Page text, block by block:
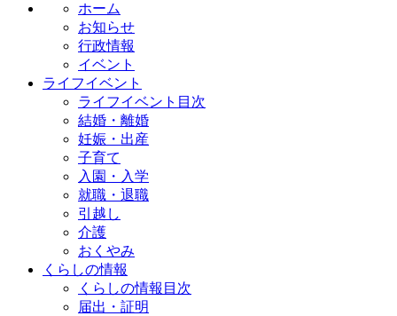
ホーム
お知らせ
行政情報
イベント
ライフイベント
ライフイベント目次
結婚・離婚
妊娠・出産
子育て
入園・入学
就職・退職
引越し
介護
おくやみ
くらしの情報
くらしの情報目次
届出・証明